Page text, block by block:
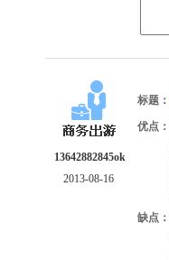
13642882845ok
2013-08-16
标题：
优点：
缺点：